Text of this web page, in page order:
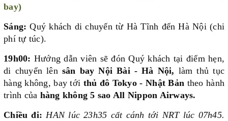
bay)
Sáng:Quý khách di chuyển từ Hà Tĩnh đến Hà Nội (chi
phí tự túc).
19h00: Hướng dẫn viên sẽ đón Quý khách tại điểm hẹn,
di chuyển lên sân bay Nội Bài - Hà Nội, làm thủ tục
hàng không, bay tới thủ đô Tokyo - Nhật Bản theo hành
trình của hàng không 5 sao All Nippon Airways.
Chiều đi: HAN lúc 23h35 cất cánh tới NRT lúc 07h45.